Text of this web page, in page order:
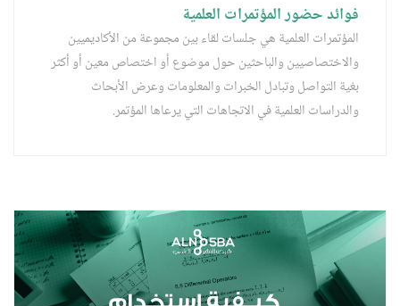
فوائد حضور المؤتمرات العلمية
المؤتمرات العلمية هي جلسات لقاء بين مجموعة من الأكاديميين
والاختصاصيين والباحثين حول موضوع أو اختصاص معين أو أكثر
بغية التواصل وتبادل الخبرات والمعلومات وعرض الأبحاث
والدراسات العلمية في الاتجاهات التي يرعاها المؤتمر.